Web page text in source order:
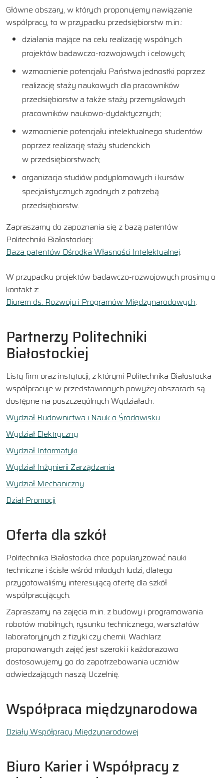
Główne obszary, w których proponujemy nawiązanie
współpracy, to w przypadku przedsiębiorstw m.in.:
działania mające na celu realizację wspólnych
projektów badawczo-rozwojowych i celowych;
wzmocnienie potencjału Państwa jednostki poprzez
realizację staży naukowych dla pracowników
przedsiębiorstw a także staży przemysłowych
pracowników naukowo-dydaktycznych;
wzmocnienie potencjału intelektualnego studentów
poprzez realizację staży studenckich
w przedsiębiorstwach;
organizacja studiów podyplomowych i kursów
specjalistycznych zgodnych z potrzebą
przedsiębiorstw.
Zapraszamy do zapoznania się z bazą patentów
Politechniki Białostockiej:
Baza patentów Ośrodka Własności Intelektualnej.
W przypadku projektów badawczo-rozwojowych prosimy o
kontakt z:
Biurem ds. Rozwoju i Programów Międzynarodowych.
Partnerzy Politechniki
Białostockiej
Listy firm oraz instytucji, z którymi Politechnika Białostocka
współpracuje w przedstawionych powyżej obszarach są
dostępne na poszczególnych Wydziałach:
Wydział Budownictwa i Nauk o Środowisku
Wydział Elektryczny
Wydział Informatyki
Wydział Inżynierii Zarządzania
Wydział Mechaniczny
Dział Promocji
Oferta dla szkół
Politechnika Białostocka chce popularyzować nauki
techniczne i ścisłe wśród młodych ludzi, dlatego
przygotowaliśmy interesującą ofertę dla szkół
współpracujących.
Zapraszamy na zajęcia m.in. z budowy i programowania
robotów mobilnych, rysunku technicznego, warsztatów
laboratoryjnych z fizyki czy chemii. Wachlarz
proponowanych zajęć jest szeroki i każdorazowo
dostosowujemy go do zapotrzebowania uczniów
odwiedzających naszą Uczelnię.
Współpraca międzynarodowa
Działy Współpracy Międzynarodowej
Biuro Karier i Współpracy z